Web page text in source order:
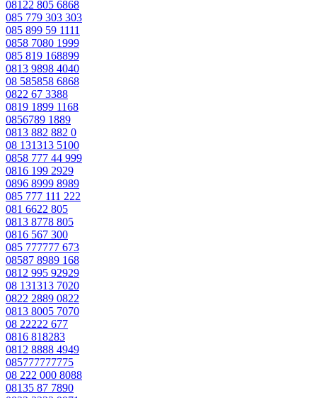
08122 805 6868
085 779 303 303
085 899 59 1111
0858 7080 1999
085 819 168899
0813 9898 4040
08 585858 6868
0822 67 3388
0819 1899 1168
0856789 1889
0813 882 882 0
08 131313 5100
0858 777 44 999
0816 199 2929
0896 8999 8989
085 777 111 222
081 6622 805
0813 8778 805
0816 567 300
085 777777 673
08587 8989 168
0812 995 92929
08 131313 7020
0822 2889 0822
0813 8005 7070
08 22222 677
0816 818283
0812 8888 4949
085777777775
08 222 000 8088
08135 87 7890